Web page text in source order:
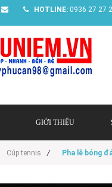
HOTLINE: 0936 27 27
GIỚI THIỆU
Cúp tennis / Pha lê bóng